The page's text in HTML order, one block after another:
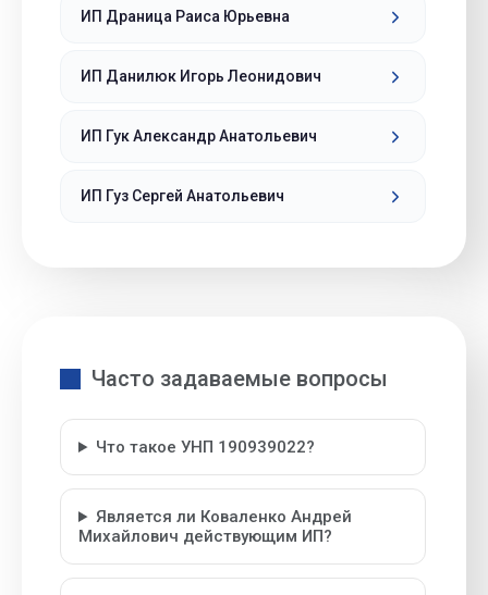
ИП Драница Раиса Юрьевна
ИП Данилюк Игорь Леонидович
ИП Гук Александр Анатольевич
ИП Гуз Сергей Анатольевич
Часто задаваемые вопросы
Что такое УНП 190939022?
Является ли Коваленко Андрей
Михайлович действующим ИП?